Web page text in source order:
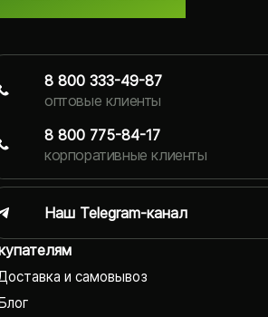
и самовывоз
8 800 333-49-87
оптовые клиенты
8 800 775-84-17
корпоративные клиенты
Наш Telegram-канал